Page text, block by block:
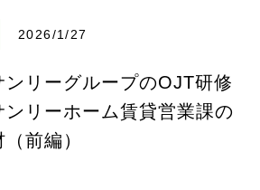
2026/1/27
ンリーグループのOJT研修
リーホーム賃貸営業課の
前編）